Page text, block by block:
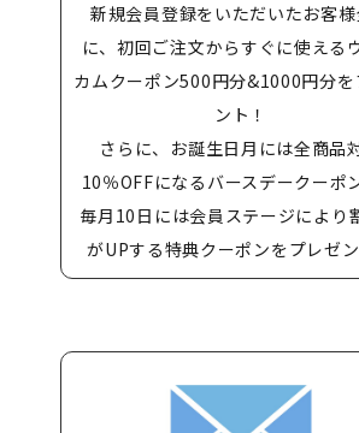
新規会員登録をいただいたお客様
に、初回ご注文からすぐに使える
カムクーポン500円分&1000円分を
ント！
さらに、お誕生日月には全商品
10％OFFになるバースデークーポ
毎月10日には会員ステージにより
がUPする特典クーポンをプレゼン